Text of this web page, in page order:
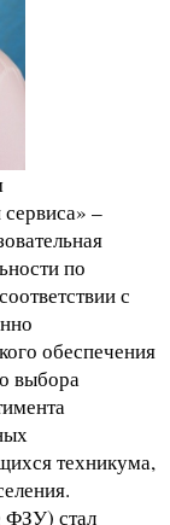
–
по
с
обеспечения
выбора
техникума,
ФЗУ) стал